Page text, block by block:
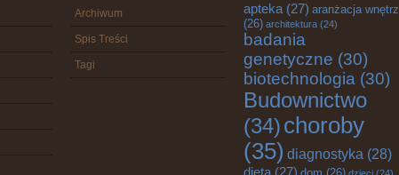
Archiwum
Spis Treści
Tagi
apteka (27) aranżacja wnętrz
(26) architektura (24)
badania
genetyczne (30)
biotechnologia (30)
Budownictwo
(34)choroby
(35) diagnostyka (28)
dieta (27)